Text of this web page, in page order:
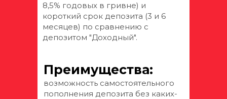
возможность самостоятельного
пополнения депозита без каких-
Преимущества:
8,5% годовых в гривне) и
короткий срок депозита (3 и 6
месяцев) по сравнению с
депозитом "Доходный".